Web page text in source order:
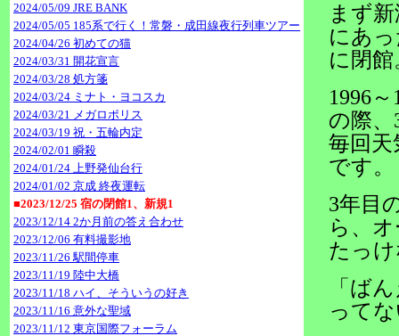
2024/05/09 JRE BANK
2024/05/05 185系で行く！常磐・成田線夜行列車ツアー
2024/04/26 初めての猫
2024/03/31 開花宣言
2024/03/28 処方箋
2024/03/24 ミナト・ヨコスカ
2024/03/21 メガロポリス
2024/03/19 祝・五輪内定
2024/02/01 瞬殺
2024/01/24 上野発仙台行
2024/01/02 京成 終夜運転
■2023/12/25 宿の閉館1、新規1
2023/12/14 2か月前の答え合わせ
2023/12/06 有料撮影地
2023/11/26 駅間停車
2023/11/19 陸中大橋
2023/11/18 ハイ、そういうの好き
2023/11/16 意外な聖域
2023/11/12 東京国際フォーラム
まず
にあ
に閉館
1996
の際
毎回
です。
3年目
ら、
たっ
「ば
って